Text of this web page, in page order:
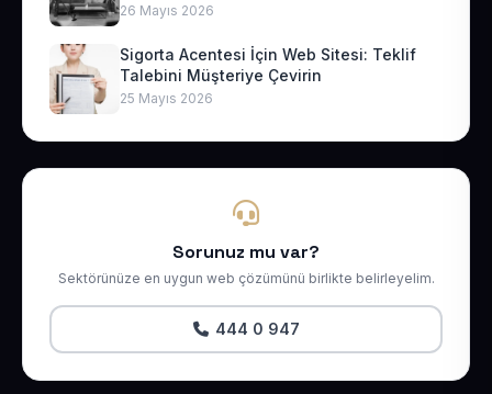
26 Mayıs 2026
Sigorta Acentesi İçin Web Sitesi: Teklif
Talebini Müşteriye Çevirin
25 Mayıs 2026
Sorunuz mu var?
Sektörünüze en uygun web çözümünü birlikte belirleyelim.
444 0 947